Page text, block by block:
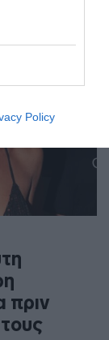
Policy
πριν